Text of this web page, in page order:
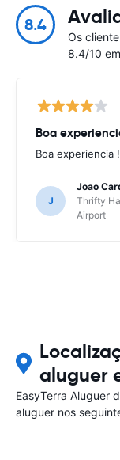
8.4
Os
8.4/10
Boa
Boa experiencia !
J
Joao
Thrifty
Airport
aluguer
EasyTerra Aluguer
aluguer nos